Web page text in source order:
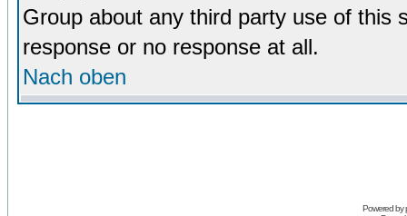
Group about any third party use of this
response or no response at all.
Nach oben
Powered by